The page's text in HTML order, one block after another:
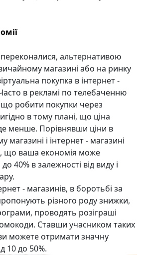
альтернативою
магазині або на ринку
покупка в інтернет -
в рекламі по телебаченню
робити покупки через
в тому плані, що ціна
менше. Порівнявши ціни в
магазині і інтернет - магазині
що ваша економія може
40% в залежності від виду і
- магазинів, в боротьбі за
різного роду знижки,
проводять розіграші
Ставши учасником таких
можете отримати значну
10 до 50%.